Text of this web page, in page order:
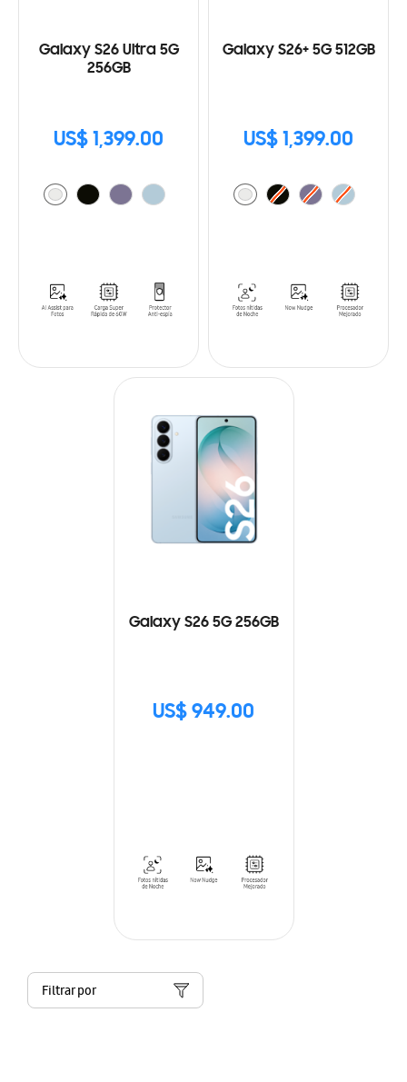
Galaxy S26 Ultra 5G
256GB
US$ 1,399.00
Galaxy S26+ 5G 512GB
US$ 1,399.00
Galaxy S26 5G 256GB
US$ 949.00
Filtrar por